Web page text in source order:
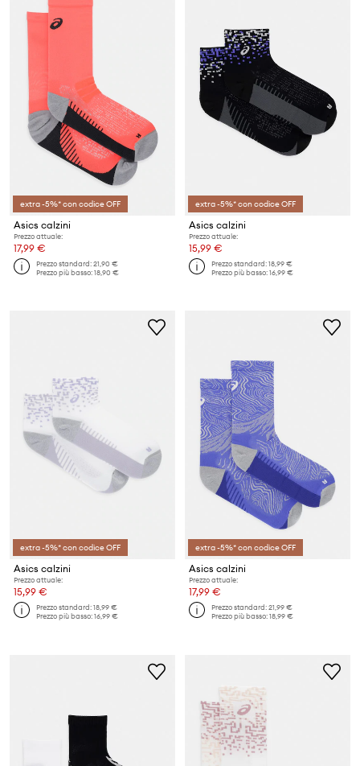
extra -5%* con codice OFF
Asics calzini
Prezzo attuale:
17,99 €
Prezzo standard:21,90 €
Prezzo più basso:18,90 €
extra -5%* con codice OFF
Asics calzini
Prezzo attuale:
15,99 €
Prezzo standard:18,99 €
Prezzo più basso:16,99 €
extra -5%* con codice OFF
Asics calzini
Prezzo attuale:
15,99 €
Prezzo standard:18,99 €
Prezzo più basso:16,99 €
extra -5%* con codice OFF
Asics calzini
Prezzo attuale:
17,99 €
Prezzo standard:21,99 €
Prezzo più basso:18,99 €